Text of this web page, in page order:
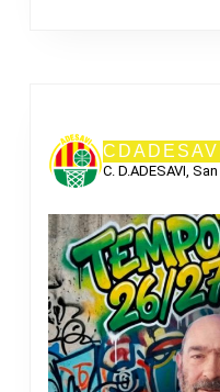
CDADESAVI
C. D.ADESAVI,